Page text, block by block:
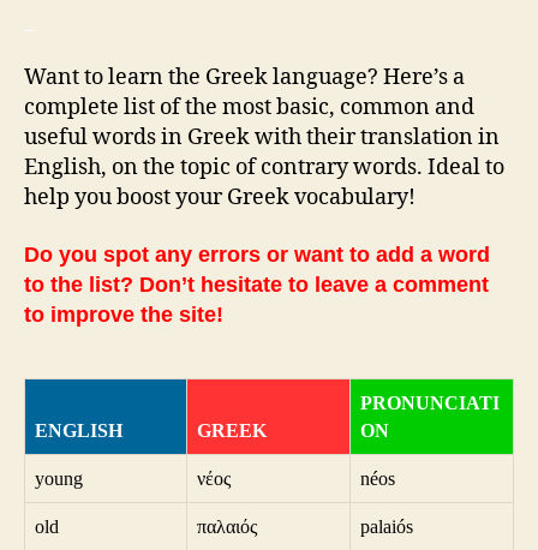
Want to learn the Greek language? Here’s a
complete list of the most basic, common and
useful words in Greek with their translation in
English, on the topic of contrary words. Ideal to
help you boost your Greek vocabulary!
Do you spot any errors or want to add a word
to the list? Don’t hesitate to leave a comment
to improve the site!
ENGLISH GREEK
PRONUNCIATI
ON
young νέος néos
old παλαιός palaiós